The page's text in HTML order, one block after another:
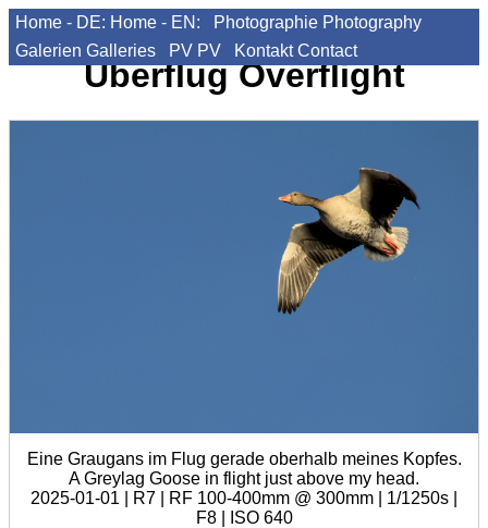
Home - DE: Home - EN: Photographie Photography
Galerien Galleries PV PV Kontakt Contact
ÜberflugOverflight
Eine Graugans im Flug gerade oberhalb meines Kopfes.
A Greylag Goose in flight just above my head.
2025-01-01 | R7 | RF 100-400mm @ 300mm | 1/1250s |
F8 | ISO 640